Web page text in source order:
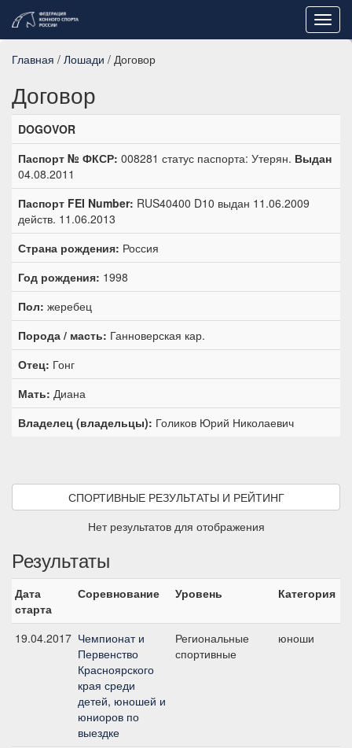
Главная / Лошади / Договор
Договор
DOGOVOR
Паспорт № ФКСР: 008281 статус паспорта: Утерян. Выдан
04.08.2011
Паспорт FEI Number: RUS40400 D10 выдан 11.06.2009
действ. 11.06.2013
Страна рождения: Россия
Год рождения: 1998
Пол: жеребец
Порода / масть: Ганноверская кар.
Отец: Гонг
Мать: Диана
Владелец (владельцы): Голиков Юрий Николаевич
СПОРТИВНЫЕ РЕЗУЛЬТАТЫ И РЕЙТИНГ
Нет результатов для отображения
Результаты
Дата
старта
Соревнование Уровень Категория
19.04.2017 Чемпионат и
Первенство
Красноярского
края среди
детей, юношей и
юниоров по
выездке
Региональные
спортивные
юноши